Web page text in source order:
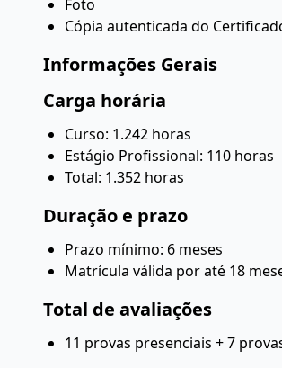
Foto
Cópia autenticada do
Informações Gerais
Carga horária
Curso: 1.242 horas
Estágio Profissional: 110 horas
Total: 1.352 horas
Duração e prazo
Prazo mínimo: 6 meses
Matrícula válida por até 18
Total de avaliações
11 provas presenciais + 7